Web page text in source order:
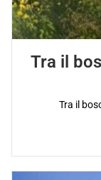
Tra il
Tra il